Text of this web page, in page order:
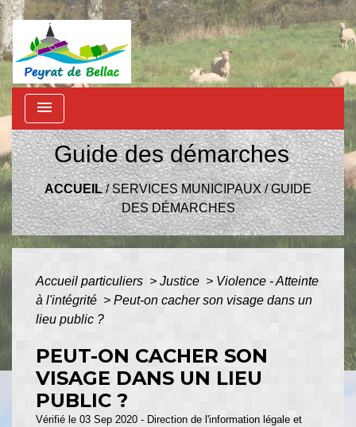
menu
Guide des démarches
ACCUEIL/SERVICES MUNICIPAUX/GUIDE
DES DÉMARCHES
Accueil particuliers > Justice > Violence - Atteinte
à l'intégrité > Peut-on cacher son visage dans un
lieu public ?
PEUT-ON CACHER SON
VISAGE DANS UN LIEU
PUBLIC ?
Vérifié le 03 Sep 2020 - Direction de l'information légale et